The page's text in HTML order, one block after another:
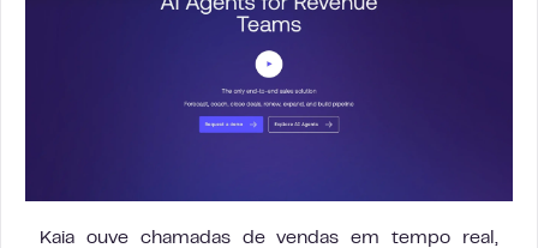
Kaia ouve chamadas de vendas em tempo real,